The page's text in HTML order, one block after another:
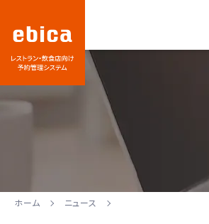
ホーム ニュース